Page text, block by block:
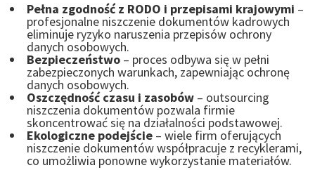
Pełna zgodność z RODO i przepisami krajowymi –
profesjonalne niszczenie dokumentów kadrowych
eliminuje ryzyko naruszenia przepisów ochrony
danych osobowych.
Bezpieczeństwo – proces odbywa się w pełni
zabezpieczonych warunkach, zapewniając ochronę
danych osobowych.
Oszczędność czasu i zasobów – outsourcing
niszczenia dokumentów pozwala firmie
skoncentrować się na działalności podstawowej.
Ekologiczne podejście – wiele firm oferujących
niszczenie dokumentów współpracuje z recyklerami,
co umożliwia ponowne wykorzystanie materiałów.